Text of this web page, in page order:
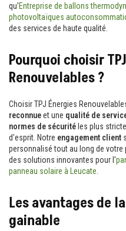
qu'Entreprise de ballons
photovoltaïques
des services de haute qualité.
Pourquoi choisir
Renouvelables ?
Choisir TPJ Énergies
reconnueet une qualité de
normes de sécurité les plus
d'esprit. Notre engagement client
personnalisé tout au long de
des solutions innovantes pour l'
panneau solaire à Leucate
Les avantages de
gainable